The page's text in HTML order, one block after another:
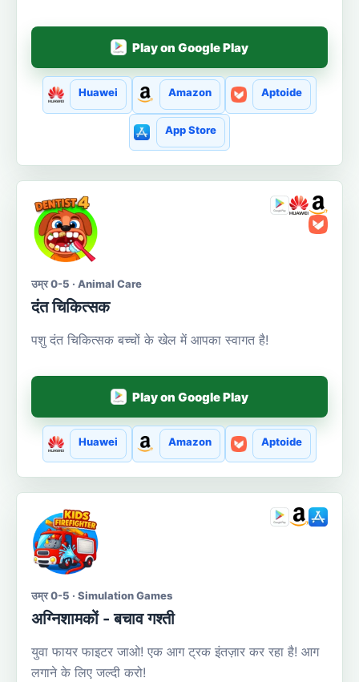
Play on Google Play
Huawei Amazon Aptoide
App Store
उम्र 0-5 · Animal Care
दंत चिकित्सक
पशु दंत चिकित्सक बच्चों के खेल में आपका स्वागत है!
Play on Google Play
Huawei Amazon Aptoide
उम्र 0-5 · Simulation Games
अग्निशामकों - बचाव गश्ती
युवा फायर फाइटर जाओ! एक आग ट्रक इंतज़ार कर रहा है! आग
लगाने के लिए जल्दी करो!